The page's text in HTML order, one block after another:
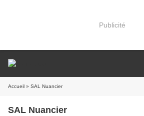
Publicité
Accueil » SAL Nuancier
SAL Nuancier